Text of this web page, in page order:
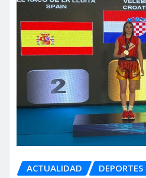
ACTUALIDAD DEPORTES